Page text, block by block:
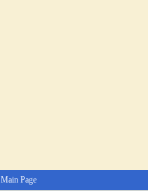
Main Page